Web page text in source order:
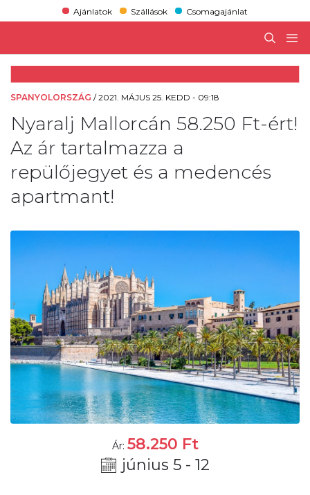
Ajánlatok Szállások Csomagajánlat
SPANYOLORSZÁG /2021. MÁJUS 25. KEDD - 09:18
Nyaralj Mallorcán 58.250 Ft-ért!
Az ár tartalmazza a
repülőjegyet és a medencés
apartmant!
Ár: 58.250 Ft
június 5 - 12